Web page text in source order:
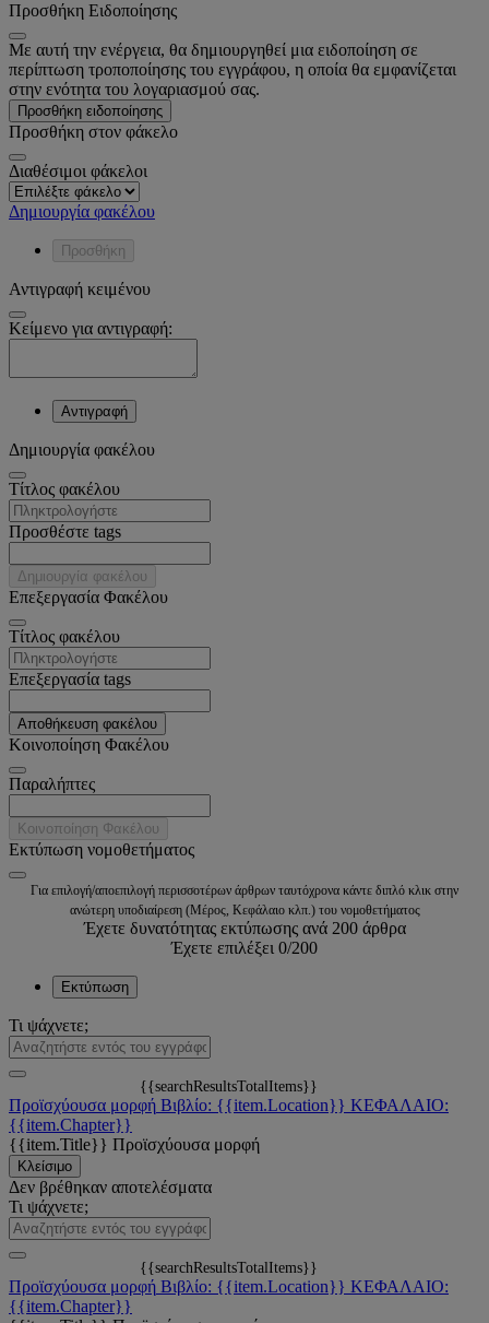
Προσθήκη Ειδοποίησης
Με αυτή την ενέργεια, θα δημιουργηθεί μια ειδοποίηση σε
περίπτωση τροποποίησης του εγγράφου, η οποία θα εμφανίζεται
στην ενότητα του λογαριασμού σας.
Προσθήκη ειδοποίησης
Προσθήκη στον φάκελο
Διαθέσιμοι φάκελοι
Δημιουργία φακέλου
Προσθήκη
Αντιγραφή κειμένου
Κείμενο για αντιγραφή:
Αντιγραφή
Δημιουργία φακέλου
Tίτλος φακέλου
Προσθέστε tags
Δημιουργία φακέλου
Επεξεργασία Φακέλου
Tίτλος φακέλου
Επεξεργασία tags
Αποθήκευση φακέλου
Κοινοποίηση Φακέλου
Παραλήπτες
Κοινοποίηση Φακέλου
Εκτύπωση νομοθετήματος
Για επιλογή/αποεπιλογή περισσοτέρων άρθρων ταυτόχρονα κάντε διπλό κλικ στην
ανώτερη υποδιαίρεση (Μέρος, Κεφάλαιο κλπ.) του νομοθετήματος
Έχετε δυνατότητας εκτύπωσης ανά 200 άρθρα
Έχετε επιλέξει 0/200
Εκτύπωση
Τι ψάχνετε;
{{searchResultsTotalItems}}
Προϊσχύουσα μορφή Βιβλίο: {{item.Location}} ΚΕΦΑΛΑΙΟ:
{{item.Chapter}}
{{item.Title}} Προϊσχύουσα μορφή
Κλείσιμο
Δεν βρέθηκαν αποτελέσματα
Τι ψάχνετε;
{{searchResultsTotalItems}}
Προϊσχύουσα μορφή Βιβλίο: {{item.Location}} ΚΕΦΑΛΑΙΟ:
{{item.Chapter}}